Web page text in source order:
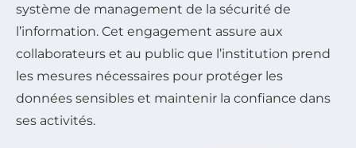
système de management de la sécurité de
l’information. Cet engagement assure aux
collaborateurs et au public que l’institution prend
les mesures nécessaires pour protéger les
données sensibles et maintenir la confiance dans
ses activités.